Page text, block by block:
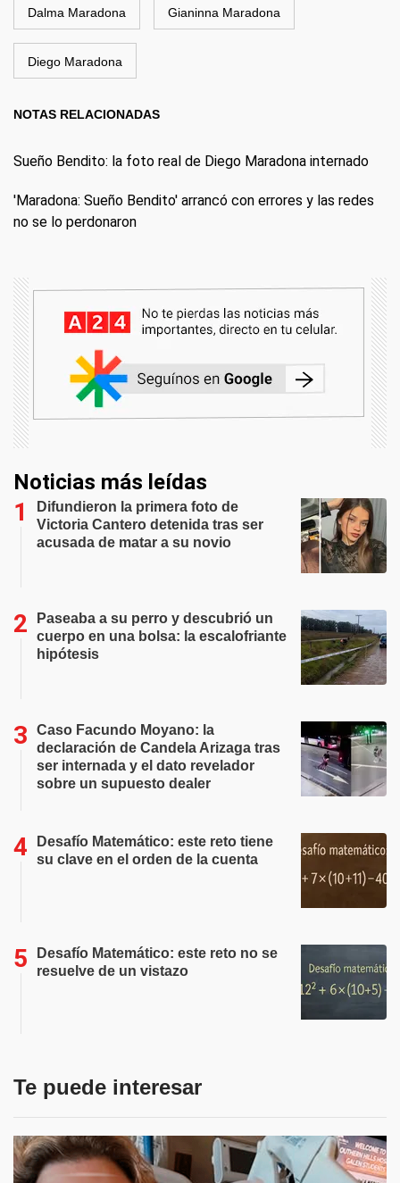
Dalma Maradona Gianinna Maradona
Diego Maradona
NOTAS RELACIONADAS
Sueño Bendito: la foto real de Diego Maradona internado
'Maradona: Sueño Bendito' arrancó con errores y las redes
no se lo perdonaron
Noticias más leídas
Difundieron la primera foto de
Victoria Cantero detenida tras ser
acusada de matar a su novio
Paseaba a su perro y descubrió un
cuerpo en una bolsa: la escalofriante
hipótesis
Caso Facundo Moyano: la
declaración de Candela Arizaga tras
ser internada y el dato revelador
sobre un supuesto dealer
Desafío Matemático: este reto tiene
su clave en el orden de la cuenta
Desafío Matemático: este reto no se
resuelve de un vistazo
Te puede interesar